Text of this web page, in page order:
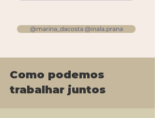
@marina_dacosta @inala.prana
Como podemos
trabalhar juntos